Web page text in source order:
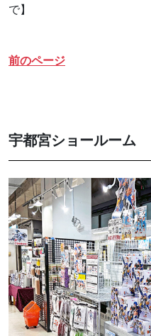
で】
前のページ
宇都宮ショールーム